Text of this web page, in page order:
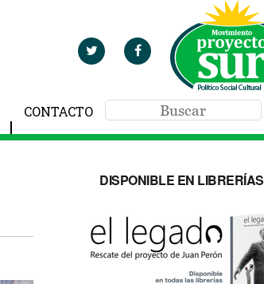
CONTACTO
DISPONIBLE EN LIBRERÍAS